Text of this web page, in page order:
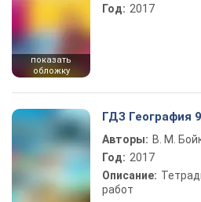
показать
обложку
Год: 2017
ГДЗ География
Авторы: В. М.
Год: 2017
Описание:
работ